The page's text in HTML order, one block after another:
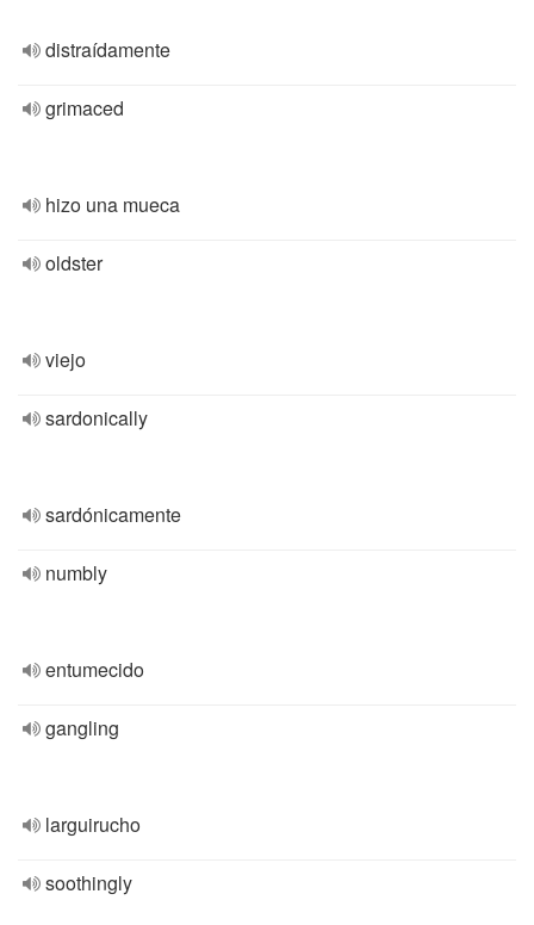
distraídamente
grimaced
hizo una mueca
oldster
viejo
sardonically
sardónicamente
numbly
entumecido
gangling
larguirucho
soothingly